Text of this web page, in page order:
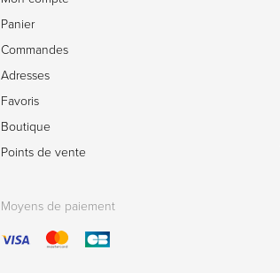
Panier
Commandes
Adresses
Favoris
Boutique
Points de vente
Moyens de paiement